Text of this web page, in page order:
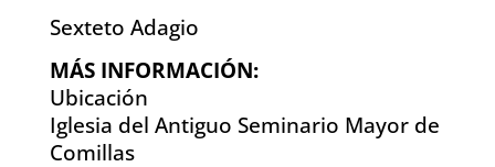
Sexteto Adagio
MÁS INFORMACIÓN:
Ubicación
Iglesia del Antiguo Seminario Mayor de
Comillas